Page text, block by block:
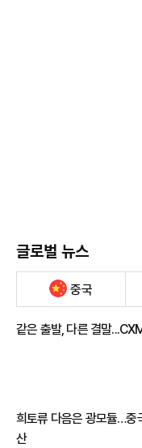
글로벌 뉴스
중국
같은 출발, 다른 결말
희토류 다음은 광모듈…중
산